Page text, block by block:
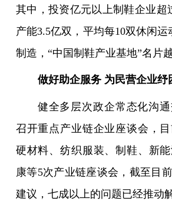
其中，投资亿元以上制鞋企业超
产能3.5亿双，平均每10双休闲
制造，“中国制鞋产业基地”名片
做好助企服务 为民营企业纾
健全多层次政企常态化沟
召开重点产业链企业座谈会，
硬材料、纺织服装、制鞋、新
康等5次产业链座谈会，截至目
建议，七成以上的问题已经推动解